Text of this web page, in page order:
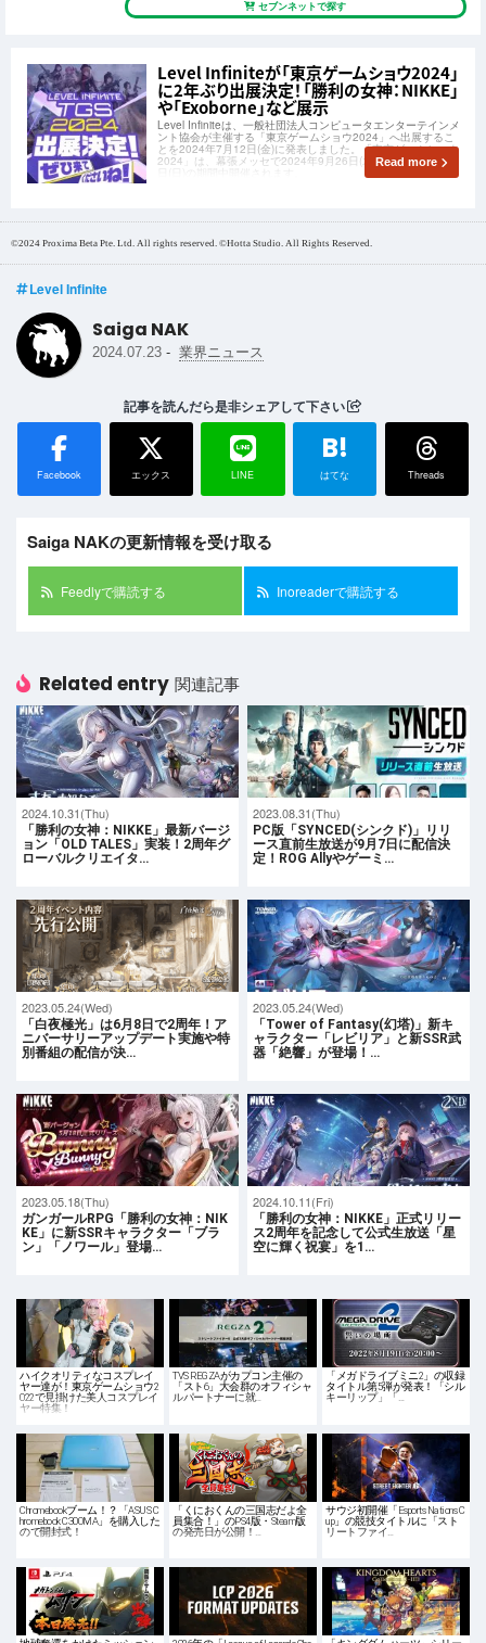
セブンネットで探す
Level Infiniteが「東京ゲームショウ2024」
に2年ぶり出展決定！「勝利の女神：NIKKE」
や「Exoborne」など展示
Level Infiniteは、一般社団法人コンピュータエンターテインメ
ント協会が主催する「東京ゲームショウ2024」へ出展するこ
とを2024年7月12日(金)に発表しました。「東京ゲームショウ
2024」は、幕張メッセで2024年9月26日(木)～2024年9月29
Read more
©2024 Proxima Beta Pte. Ltd. All rights reserved. ©Hotta Studio. All Rights Reserved.
Level Infinite
Saiga NAK
2024.07.23 - 業界ニュース
記事を読んだら是非シェアして下さい
Facebook エックス LINE
B!
はてな Threads
Saiga NAKの更新情報を受け取る
Feedlyで購読する Inoreaderで購読する
Related entry 関連記事
2024.10.31(Thu)
「勝利の女神：NIKKE」最新バージ
ョン「OLD TALES」実装！2周年グ
ローバルクリエイタ…
2023.08.31(Thu)
PC版「SYNCED(シンクド)」リリ
ース直前生放送が9月7日に配信決
定！ROG Allyやゲーミ…
2023.05.24(Wed)
「白夜極光」は6月8日で2周年！ア
ニバーサリーアップデート実施や特
別番組の配信が決…
2023.05.24(Wed)
「Tower of Fantasy(幻塔)」新キ
ャラクター「レビリア」と新SSR武
器「絶響」が登場！…
2023.05.18(Thu)
ガンガールRPG「勝利の女神：NIK
KE」に新SSRキャラクター「ブラ
ン」「ノワール」登場…
2024.10.11(Fri)
「勝利の女神：NIKKE」正式リリー
ス2周年を記念して公式生放送「星
空に輝く祝宴」を1…
ハイクオリティなコスプレイ
ヤー達が！東京ゲームショウ2
022で見掛けた美人コスプレイ
ヤー特集！
TVS REGZAがカプコン主催の
「スト6」大会群のオフィシャ
ルパートナーに就…
「メガドライブミニ2」の収録
タイトル第5弾が発表！「シル
キーリップ」「…
Chromebookブーム！？「ASUS C
hromebook C300MA」を購入した
ので開封式！
「くにおくんの三国志だよ全
員集合！」のPS4版・Steam版
の発売日が公開！…
サウジ初開催「Esports Nations C
up」の競技タイトルに「スト
リートファイ…